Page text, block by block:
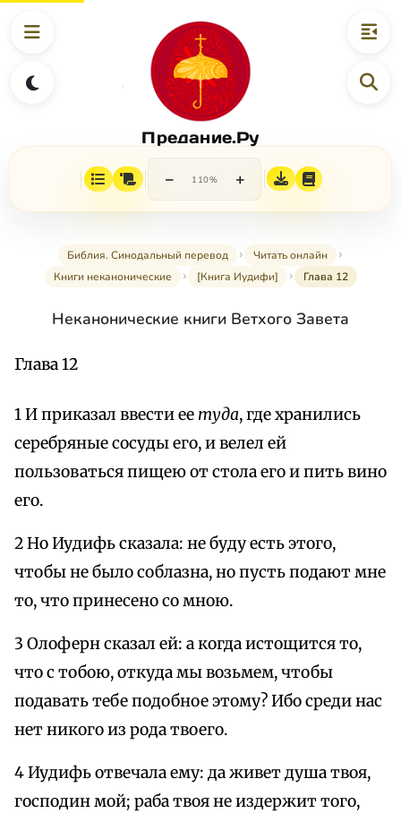
Предание.Ру
− 110% +
Библия. Синодальный перевод
Читать онлайн
Книги неканонические
[Книга Иудифи] Глава 12
Неканонические книги Ветхого Завета
Глава 12
1 И приказал ввести ее туда, где хранились
серебряные сосуды его, и велел ей
пользоваться пищею от стола его и пить вино
его.
2 Но Иудифь сказала: не буду есть этого,
чтобы не было соблазна, но пусть подают мне
то, что принесено со мною.
3 Олоферн сказал ей: а когда истощится то,
что с тобою, откуда мы возьмем, чтобы
подавать тебе подобное этому? Ибо среди нас
нет никого из рода твоего.
4 Иудифь отвечала ему: да живет душа твоя,
господин мой; раба твоя не издержит того,